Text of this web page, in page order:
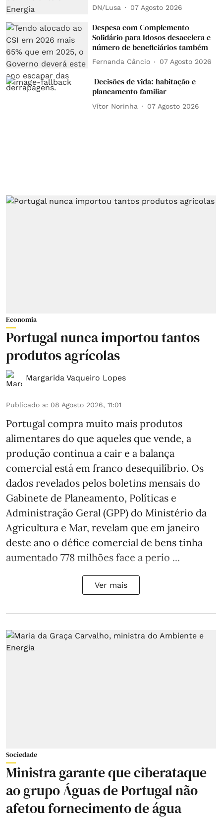
DN/Lusa 07 Agosto 2026
Despesa com Complemento
Solidário para Idosos desacelera e
número de beneficiários também
Fernanda Câncio 07 Agosto 2026
Decisões de vida: habitação e
planeamento familiar
Vítor Norinha 07 Agosto 2026
Economia
Portugal nunca importou tantos
produtos agrícolas
Margarida Vaqueiro Lopes
Publicado a: 08 Agosto 2026, 11:01
Portugal compra muito mais produtos
alimentares do que aqueles que vende, a
produção continua a cair e a balança
comercial está em franco desequilíbrio. Os
dados revelados pelos boletins mensais do
Gabinete de Planeamento, Políticas e
Administração Geral (GPP) do Ministério da
Agricultura e Mar, revelam que em janeiro
deste ano o défice comercial de bens tinha
aumentado 778 milhões face a perío ...
Ver mais
Sociedade
Ministra garante que ciberataque
ao grupo Águas de Portugal não
afetou fornecimento de água